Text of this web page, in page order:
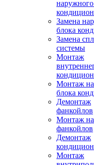
Замена
блока
Замена
системы
Монтаж
Монтаж
блока
Демонтаж
фанкойлов
Монтаж
фанкойлов
Демонтаж
Монтаж